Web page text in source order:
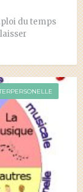
du temps